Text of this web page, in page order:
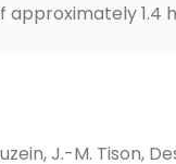
approximately 1.4
J.-M. Tison,